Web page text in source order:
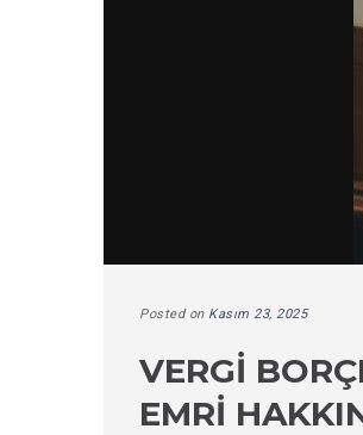
Posted on Kasım 23, 2025
VERGI
EMRI